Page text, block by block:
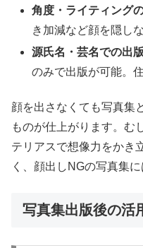
角度・ライティング
き加減など顔を隠し
源氏名・芸名での出版
のみで出版が可能。
顔を出さなくても写真集
ものが仕上がります。む
テリアスで想像力をかき
く、顔出しNGの写真集
写真集出版後の活